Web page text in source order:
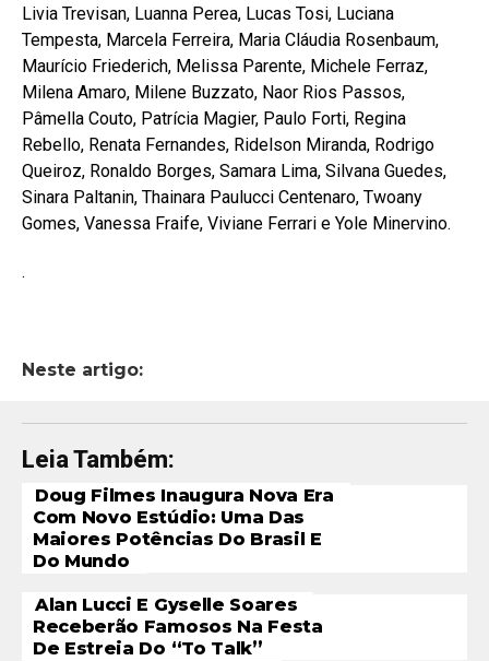
Livia Trevisan, Luanna Perea, Lucas Tosi, Luciana
Tempesta, Marcela Ferreira, Maria Cláudia Rosenbaum,
Maurício Friederich, Melissa Parente, Michele Ferraz,
Milena Amaro, Milene Buzzato, Naor Rios Passos,
Pâmella Couto, Patrícia Magier, Paulo Forti, Regina
Rebello, Renata Fernandes, Ridelson Miranda, Rodrigo
Queiroz, Ronaldo Borges, Samara Lima, Silvana Guedes,
Sinara Paltanin, Thainara Paulucci Centenaro, Twoany
Gomes, Vanessa Fraife, Viviane Ferrari e Yole Minervino.
.
Neste artigo:
Leia Também:
Doug Filmes Inaugura Nova Era
Com Novo Estúdio: Uma Das
Maiores Potências Do Brasil E
Do Mundo
Alan Lucci E Gyselle Soares
Receberão Famosos Na Festa
De Estreia Do “To Talk”